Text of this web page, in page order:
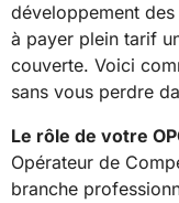
développement
à payer plein tarif
couverte. Voici
sans vous perdre
Le rôle de votre
Opérateur de
branche